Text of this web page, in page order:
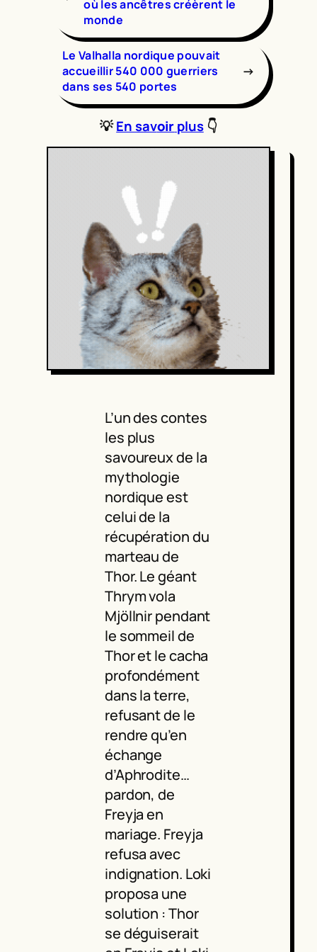
où les ancêtres créèrent le
monde
Le Valhalla nordique pouvait
accueillir 540 000 guerriers
dans ses 540 portes
→
💡En savoirplus👇
L’un des contes
les plus
savoureux de la
mythologie
nordique est
celui de la
récupération du
marteau de
Thor. Le géant
Thrym vola
Mjöllnir pendant
le sommeil de
Thor et le cacha
profondément
dans la terre,
refusant de le
rendre qu’en
échange
d’Aphrodite…
pardon, de
Freyja en
mariage. Freyja
refusa avec
indignation. Loki
proposa une
solution : Thor
se déguiserait